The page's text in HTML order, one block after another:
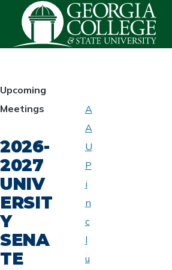
Skip to main content
HOMEPAGE
Upcoming
Meetings
2026-
2027
UNIV
ERSIT
Y
SENA
TE
UNIVERSITY
SENATE
A
A
U
P
i
n
c
l
u